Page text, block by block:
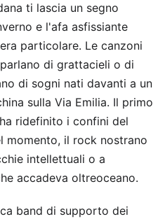
ti lascia un segno
e l'afa asfissiante
particolare. Le canzoni
di grattacieli o di
di sogni nati davanti a un
sulla Via Emilia. Il primo
ridefinito i confini del
momento, il rock nostrano
intellettuali o a
accadeva oltreoceano.
band di supporto dei